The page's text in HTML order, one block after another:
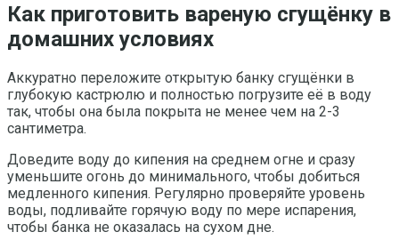
Как приготовить вареную сгущёнку в
домашних условиях
Аккуратно переложите открытую банку сгущёнки в
глубокую кастрюлю и полностью погрузите её в воду
так, чтобы она была покрыта не менее чем на 2-3
сантиметра.
Доведите воду до кипения на среднем огне и сразу
уменьшите огонь до минимального, чтобы добиться
медленного кипения. Регулярно проверяйте уровень
воды, подливайте горячую воду по мере испарения,
чтобы банка не оказалась на сухом дне.